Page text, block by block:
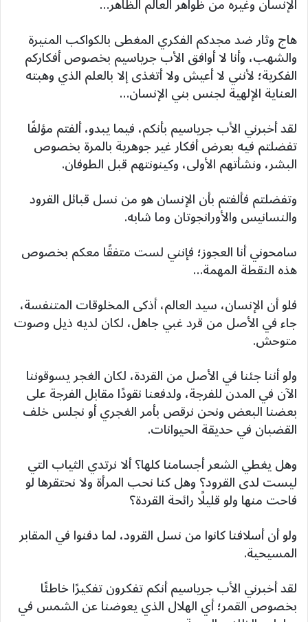
هاج وثار ضد مجدكم الفكري المغطى بالكواكب المنيرة
والشهب، وأنا لا أوافق الأب جرياسيم بخصوص أفكاركم
الفكرية؛ لأنني لا أعيش ولا أتغذى إلا بالعلم الذي وهبته
العناية الإلهية لجنس بني الإنسان…
لقد أخبرني الأب جرياسيم بأنكم، فيما يبدو، ألفتم مؤلفًا
تفضلتم فيه بعرض أفكار غير جوهرية بالمرة بخصوص
البشر، ونشأتهم الأولى، وكينونتهم قبل الطوفان.
وتفضلتم فألفتم بأن الإنسان هو من نسل قبائل القرود
والنسانيس والأورانجوتان وما شابه.
سامحوني أنا العجوز؛ فإنني لست متفقًا معكم بخصوص
هذه النقطة المهمة…
فلو أن الإنسان، سيد العالم، أذكى المخلوقات المتنفسة،
جاء في الأصل من قرد غبي جاهل، لكان لديه ذيل وصوت
متوحش.
ولو أننا جئنا في الأصل من القردة، لكان الغجر يسوقوننا
الآن في المدن للفرجة، ولدفعنا نقودًا مقابل الفرجة على
بعضنا البعض ونحن نرقص بأمر الغجري أو نجلس خلف
القضبان في حديقة الحيوانات.
وهل يغطي الشعر أجسامنا كلها؟ ألا نرتدي الثياب التي
ليست لدى القرود؟ وهل كنا نحب المرأة ولا نحتقرها لو
فاحت منها ولو قليلًا رائحة القردة؟
ولو أن أسلافنا كانوا من نسل القرود، لما دفنوا في المقابر
المسيحية.
لقد أخبرني الأب جرياسيم أنكم تفكرون تفكيرًا خاطئًا
بخصوص القمر؛ أي الهلال الذي يعوضنا عن الشمس في